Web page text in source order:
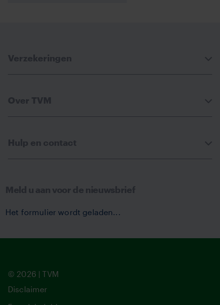
Verzekeringen
Over TVM
Hulp en contact
Meld u aan voor de nieuwsbrief
Het formulier wordt geladen...
© 2026 | TVM
Disclaimer